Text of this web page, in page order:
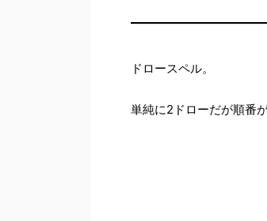
ドロースペル。
単純に2ドローだが順番